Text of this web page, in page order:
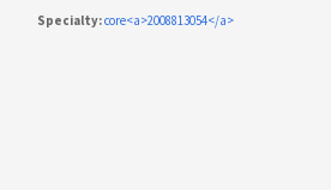
Specialty:core<a>2008813054</a>